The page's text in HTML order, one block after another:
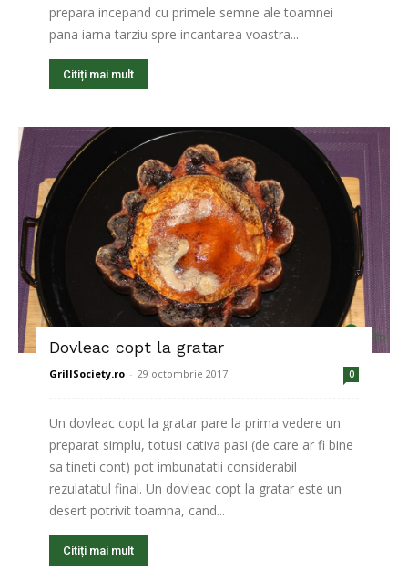
prepara incepand cu primele semne ale toamnei
pana iarna tarziu spre incantarea voastra...
Citiți mai mult
Dovleac copt la gratar
GrillSociety.ro - 29 octombrie 2017 0
Un dovleac copt la gratar pare la prima vedere un
preparat simplu, totusi cativa pasi (de care ar fi bine
sa tineti cont) pot imbunatatii considerabil
rezulatatul final. Un dovleac copt la gratar este un
desert potrivit toamna, cand...
Citiți mai mult